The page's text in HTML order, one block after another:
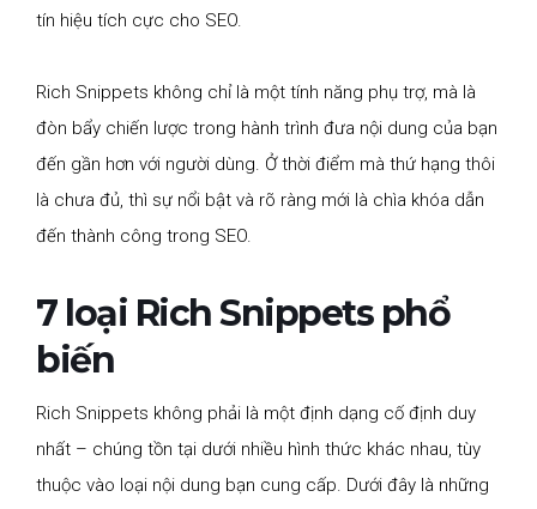
tín hiệu tích cực cho SEO.
Rich Snippets không chỉ là một tính năng phụ trợ, mà là
đòn bẩy chiến lược trong hành trình đưa nội dung của bạn
đến gần hơn với người dùng. Ở thời điểm mà thứ hạng thôi
là chưa đủ, thì sự nổi bật và rõ ràng mới là chìa khóa dẫn
đến thành công trong SEO.
7 loại Rich Snippets phổ
biến
Rich Snippets không phải là một định dạng cố định duy
nhất – chúng tồn tại dưới nhiều hình thức khác nhau, tùy
thuộc vào loại nội dung bạn cung cấp. Dưới đây là những